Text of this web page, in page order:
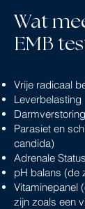
Wat
EMB
Vrije radicaal
Leverbelasting
Darmverstoring
Parasiet en
candida)
Adrenale
pH balans (de
Vitaminepanel
zijn zoals een